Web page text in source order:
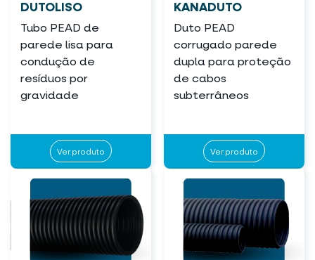
DUTOLISO
Tubo PEAD de
parede lisa para
condução de
resíduos por
gravidade
Ver produto
KANADUTO
Duto PEAD
corrugado parede
dupla para proteção
de cabos
subterrâneos
Ver produto